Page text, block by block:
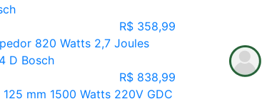
R$ 358,99
820 Watts 2,7 Joules
D Bosch
R$ 838,99
mm 1500 Watts 220V GDC